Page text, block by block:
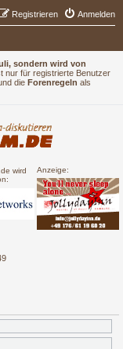
sondern wird von
nur für registrierte Benutzer
die Forenregeln als
wird
Anzeige:
Anmelden
Registrieren